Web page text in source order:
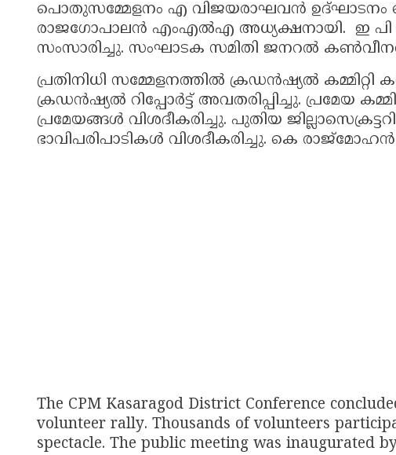
പൊതുസമ്മേളനം എ വിജയരാഘവൻ ഉദ്‌ഘാടനം
രാജഗോപാലൻ എംഎൽഎ അധ്യക്ഷനായി. ഇ
സംസാരിച്ചു. സംഘാടക സമിതി ജനറൽ
പ്രതിനിധി സമ്മേളനത്തിൽ ക്രഡൻഷ്യൽ
ക്രഡൻഷ്യൽ റിപ്പോർട്ട്‌ അവതരിപ്പിച്ചു. പ്രമേയ
പ്രമേയങ്ങൾ വിശദീകരിച്ചു. പുതിയ
ഭാവിപരിപാടികൾ വിശദീകരിച്ചു. കെ
The CPM Kasaragod District Conference
volunteer rally. Thousands of volunteers
spectacle. The public meeting was inaugurated